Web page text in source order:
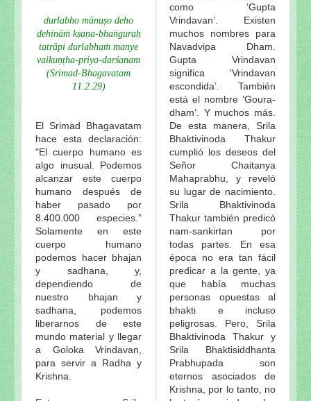
durlabho mānuṣo deho
dehināṁ kṣaṇa-bhaṅguraḥ
tatrāpi durlabhaṁ manye
vaikuṇṭha-priya-darśanam
(Srimad-Bhagavatam
11.2.29)
El Srimad Bhagavatam
hace esta declaración:
"El cuerpo humano es
algo inusual. Podemos
alcanzar este cuerpo
humano después de
haber pasado por
8.400.000 especies.”
Solamente en este
cuerpo humano
podemos hacer bhajan
y sadhana, y,
dependiendo de
nuestro bhajan y
sadhana, podemos
liberarnos de este
mundo material y llegar
a Goloka Vrindavan,
para servir a Radha y
Krishna.
como ‘Gupta
Vrindavan’. Existen
muchos nombres para
Navadvipa Dham.
Gupta Vrindavan
significa ‘Vrindavan
escondida’. También
está el nombre ‘Goura-
dham’. Y muchos más.
De esta manera, Srila
Bhaktivinoda Thakur
cumplió los deseos del
Señor Chaitanya
Mahaprabhu, y reveló
su lugar de nacimiento.
Srila Bhaktivinoda
Thakur también predicó
nam-sankirtan por
todas partes. En esa
época no era tan fácil
predicar a la gente, ya
que había muchas
personas opuestas al
bhakti e incluso
peligrosas. Pero, Srila
Bhaktivinoda Thakur y
Srila Bhaktisiddhanta
Prabhupada son
eternos asociados de
Krishna, por lo tanto, no